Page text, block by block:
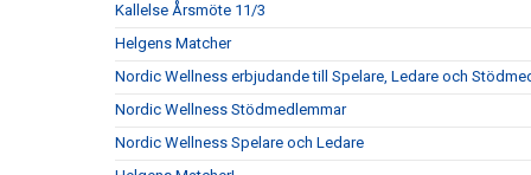
Kallelse Årsmöte 11/3
Helgens Matcher
Nordic Wellness erbjudande till Spelare, Ledare och
Nordic Wellness Stödmedlemmar
Nordic Wellness Spelare och Ledare